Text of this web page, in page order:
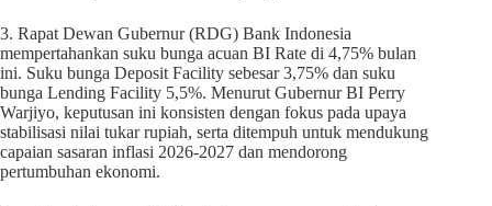
3. Rapat Dewan Gubernur (RDG) Bank Indonesia
mempertahankan suku bunga acuan BI Rate di 4,75% bulan
ini. Suku bunga Deposit Facility sebesar 3,75% dan suku
bunga Lending Facility 5,5%. Menurut Gubernur BI Perry
Warjiyo, keputusan ini konsisten dengan fokus pada upaya
stabilisasi nilai tukar rupiah, serta ditempuh untuk mendukung
capaian sasaran inflasi 2026-2027 dan mendorong
pertumbuhan ekonomi.